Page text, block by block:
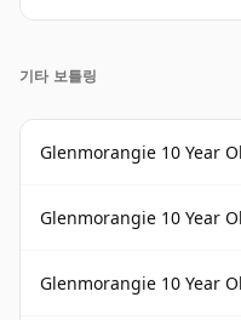
기타 보틀링
Glenmorangie 10 Year
Glenmorangie 10 Year
Glenmorangie 10 Year